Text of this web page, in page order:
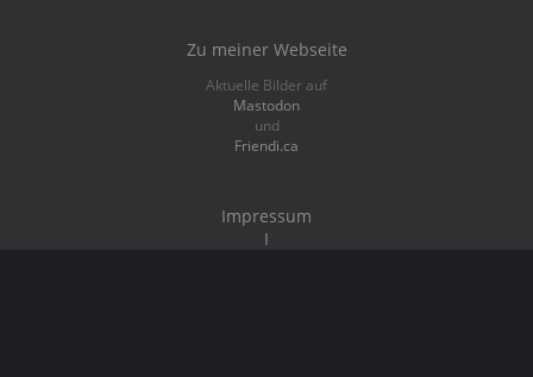
Zu meiner Webseite
Aktuelle Bilder auf
Mastodon
und
Friendi.ca
Impressum
I